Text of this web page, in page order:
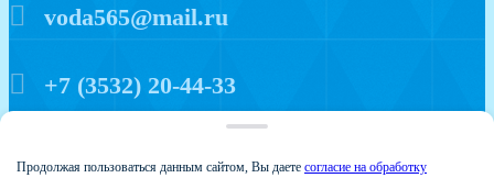
voda565@mail.ru
+7 (3532) 20-44-33
Продолжая пользоваться данным сайтом, Вы даете согласие на обработку